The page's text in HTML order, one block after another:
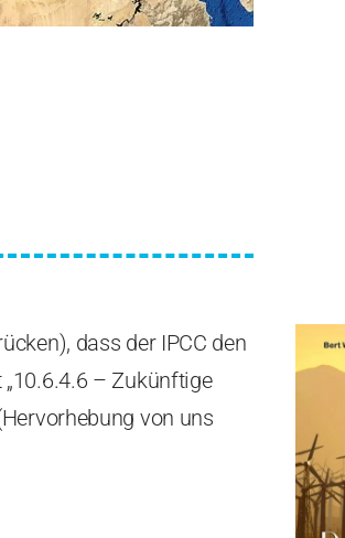
dass der IPCC den
– Zukünftige
von uns